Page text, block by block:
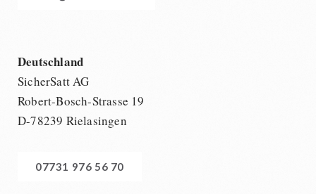
Deutschland
SicherSatt AG
Robert-Bosch-Strasse 19
D-78239 Rielasingen
07731 976 56 70